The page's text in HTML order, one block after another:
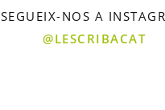
SEGUEIX-NOS A
@LESCRIBACAT